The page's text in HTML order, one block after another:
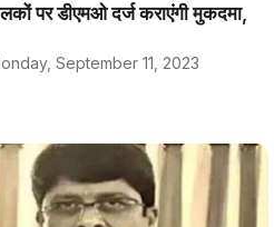
पर डीएमओ दर्ज कराएंगी मुकदमा,
September 11, 2023